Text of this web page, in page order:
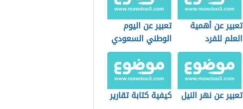
تعبير عن أهمية
العلم للفرد
والمجتمع
تعبير عن اليوم
الوطني السعودي
تعبير عن نهر النيل كيفية كتابة تقارير